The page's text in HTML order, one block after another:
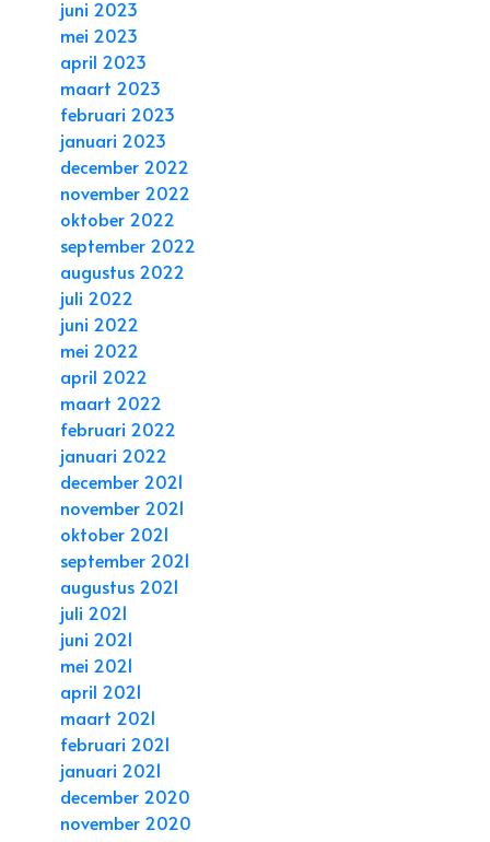
juni 2023
mei 2023
april 2023
maart 2023
februari 2023
januari 2023
december 2022
november 2022
oktober 2022
september 2022
augustus 2022
juli 2022
juni 2022
mei 2022
april 2022
maart 2022
februari 2022
januari 2022
december 2021
november 2021
oktober 2021
september 2021
augustus 2021
juli 2021
juni 2021
mei 2021
april 2021
maart 2021
februari 2021
januari 2021
december 2020
november 2020